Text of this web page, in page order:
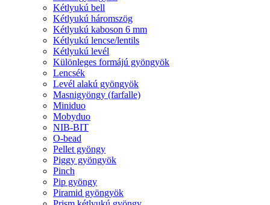
Kétlyukú bell
Kétlyukú háromszög
Kétlyukú kaboson 6 mm
Kétlyukú lencse/lentils
Kétlyukú levél
Különleges formájú gyöngyök
Lencsék
Levél alakú gyöngyök
Masnigyöngy (farfalle)
Miniduo
Mobyduo
NIB-BIT
O-bead
Pellet gyöngy
Piggy gyöngyök
Pinch
Pip gyöngy
Piramid gyöngyök